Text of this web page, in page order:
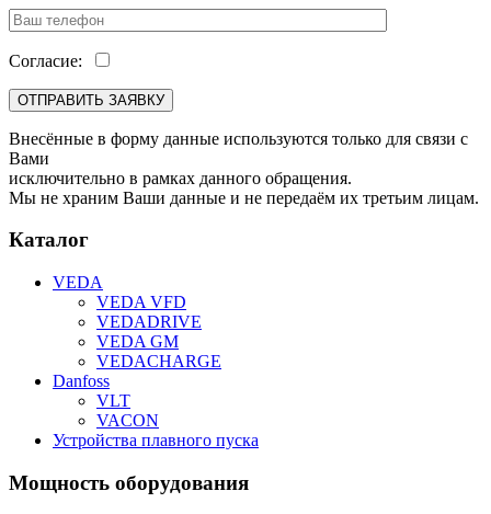
Согласие:
Внесённые в форму данные используются только для связи с
Вами
исключительно в рамках данного обращения.
Мы не храним Ваши данные и не передаём их третьим лицам.
Каталог
VEDA
VEDA VFD
VEDADRIVE
VEDA GM
VEDACHARGE
Danfoss
VLT
VACON
Устройства плавного пуска
Мощность оборудования